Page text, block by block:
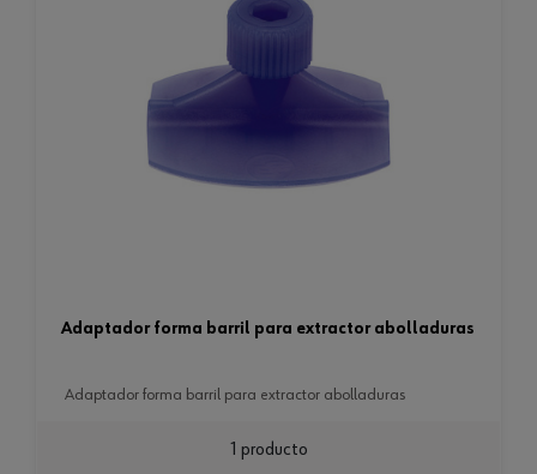
adaptador forma barril para extractor abolladuras
adaptador forma barril para extractor abolladuras
1 producto